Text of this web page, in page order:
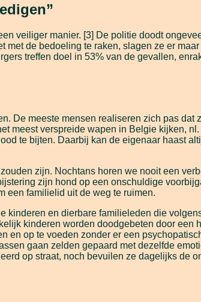
veiliger manier. [3] De politie doodt
de bedoeling te raken, slagen ze er
treffen doel in 53% van de gevallen,
De meeste mensen realiseren zich pas dat
meest verspreide wapen in Belgie kijken,
te bijten. Daarbij kan de eigenaar haast
zijn. Nochtans horen we nooit een
zijn hond op een onschuldige
een familielid uit de weg te ruimen.
kinderen en dierbare familieleden die
kinderen worden doodgebeten door een
en op te voeden zonder er een
gaan zelden gepaard met dezelfde
op straat, noch bevuilen ze dagelijks de